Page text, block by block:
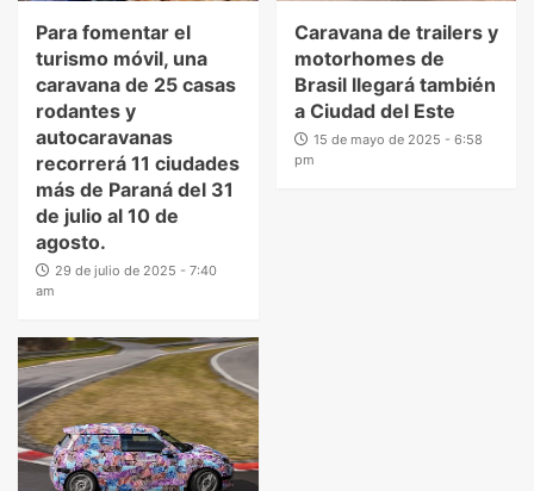
Para fomentar el
turismo móvil, una
caravana de 25 casas
rodantes y
autocaravanas
recorrerá 11 ciudades
más de Paraná del 31
de julio al 10 de
agosto.
29 de julio de 2025 - 7:40
am
Caravana de trailers y
motorhomes de
Brasil llegará también
a Ciudad del Este
15 de mayo de 2025 - 6:58
pm